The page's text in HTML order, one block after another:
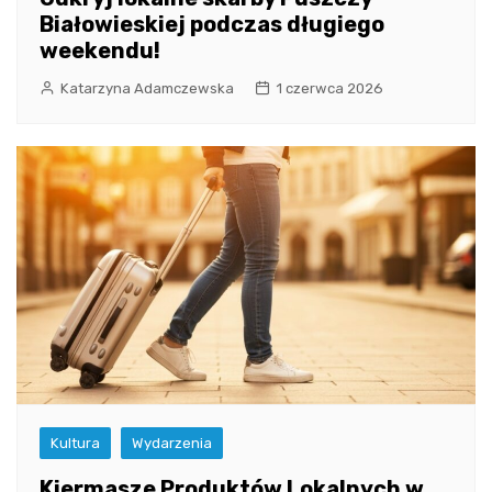
Białowieskiej podczas długiego
weekendu!
Katarzyna Adamczewska 1 czerwca 2026
Kultura Wydarzenia